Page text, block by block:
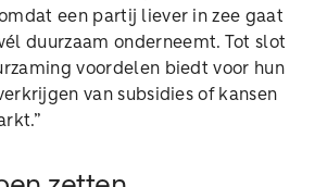
een partij liever in zee gaat
duurzaam onderneemt. Tot slot
voordelen biedt voor hun
van subsidies of kansen